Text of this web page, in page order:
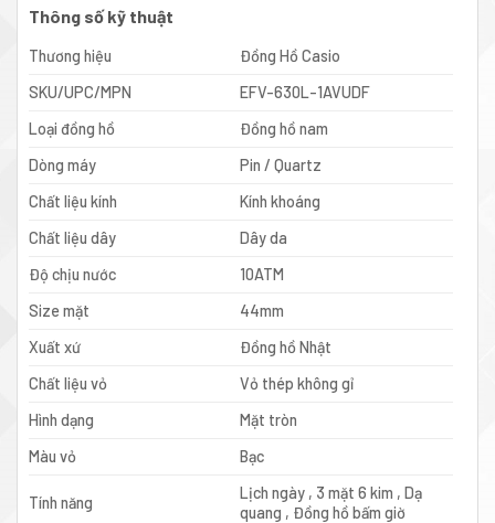
Thông số kỹ thuật
Thương hiệu
Đồng Hồ Casio
SKU/UPC/MPN
EFV-630L-1AVUDF
Loại đồng hồ
Đồng hồ nam
Dòng máy
Pin / Quartz
Chất liệu kính
Kính khoáng
Chất liệu dây
Dây da
Độ chịu nước
10ATM
Size mặt
44mm
Xuất xứ
Đồng hồ Nhật
Chất liệu vỏ
Vỏ thép không gỉ
Hình dạng
Mặt tròn
Màu vỏ
Bạc
Tính năng
Lịch ngày , 3 mặt 6 kim , Dạ
quang , Đồng hồ bấm giờ